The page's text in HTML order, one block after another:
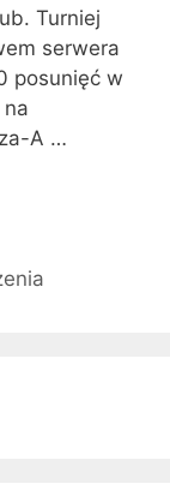
Turniej
serwera
posunięć w
A …